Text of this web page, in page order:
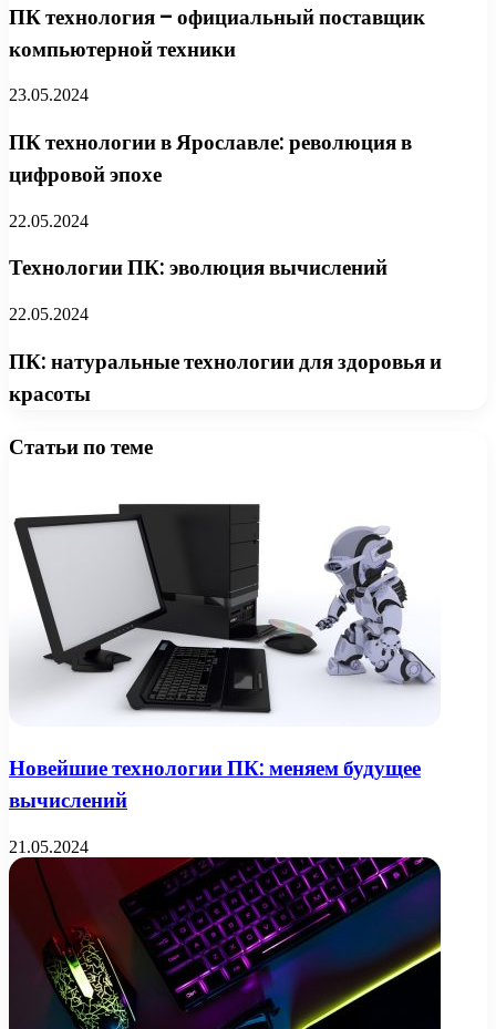
ПК технология – официальный поставщик
компьютерной техники
23.05.2024
ПК технологии в Ярославле: революция в
цифровой эпохе
22.05.2024
Технологии ПК: эволюция вычислений
22.05.2024
ПК: натуральные технологии для здоровья и
красоты
Статьи по теме
Новейшие технологии ПК: меняем будущее
вычислений
21.05.2024